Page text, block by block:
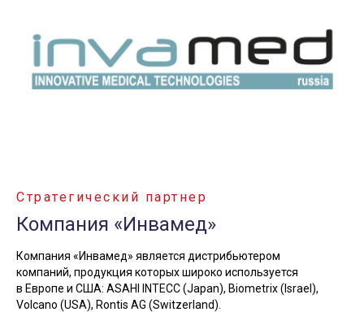
Стратегический партнер
Компания «Инвамед»
Компания «Инвамед» является дистрибьютером
компаний, продукция которых широко используется
в Европе и США: ASAHI INTECC (Japan), Biometrix (Israel),
Volcano (USA), Rontis AG (Switzerland).